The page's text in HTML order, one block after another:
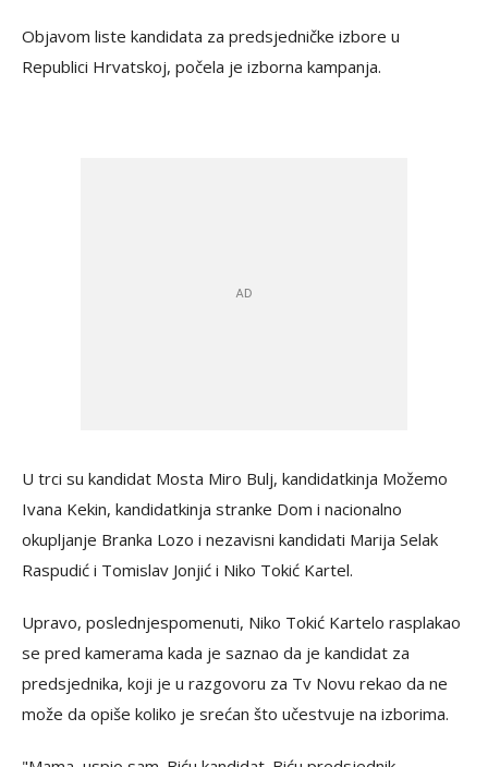
Objavom liste kandidata za predsjedničke izbore u
Republici Hrvatskoj, počela je izborna kampanja.
U trci su kandidat Mosta Miro Bulj, kandidatkinja Možemo
Ivana Kekin, kandidatkinja stranke Dom i nacionalno
okupljanje Branka Lozo i nezavisni kandidati Marija Selak
Raspudić i Tomislav Jonjić i Niko Tokić Kartel.
Upravo, poslednjespomenuti, Niko Tokić Kartelo rasplakao
se pred kamerama kada je saznao da je kandidat za
predsjednika, koji je u razgovoru za Tv Novu rekao da ne
može da opiše koliko je srećan što učestvuje na izborima.